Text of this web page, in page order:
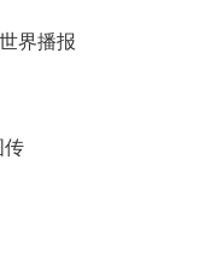
界播报
传